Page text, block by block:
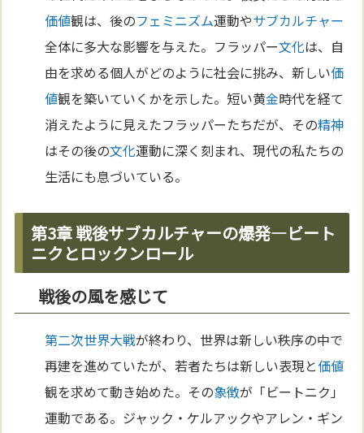
価値観は、後のフェミニズム運動やサブカルチャー
全体に多大な影響を与えた。フラッパー文化は、自
由を求める個人がどのように社会に挑み、新しい価
値観を築いていくかを示した。短い黄金時代を経て
消えたように見えたフラッパーたちだが、その精神
はその後の文化運動に深く刻まれ、現代の私たちの
生活にも息づいている。
第3章 戦後サブカルチャーの爆発—ビート
ニクとロックンロール
戦後の風を感じて
第二次世界大戦が終わり、世界は新しい秩序の中で
再建を進めていたが、若者たちは新しい表現と価値
観を求めて動き始めた。その象徴が「ビートニク」
運動である。ジャック・ケルアックやアレン・ギン